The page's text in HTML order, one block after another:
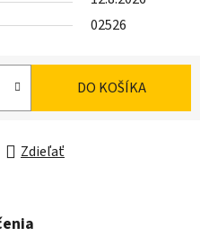
02526
DO KOŠÍKA
Zdieľať